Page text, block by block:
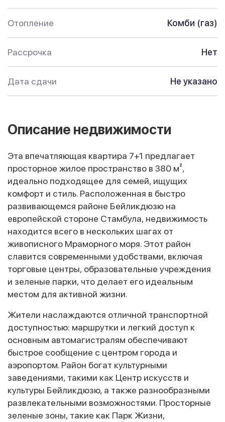
Отопление Комби (газ)
Рассрочка Нет
Дата сдачи Не указано
Описание недвижимости
Эта впечатляющая квартира 7+1 предлагает
просторное жилое пространство в 380 м²,
идеально подходящее для семей, ищущих
комфорт и стиль. Расположенная в быстро
развивающемся районе Бейликдюзю на
европейской стороне Стамбула, недвижимость
находится всего в нескольких шагах от
живописного Мраморного моря. Этот район
славится современными удобствами, включая
торговые центры, образовательные учреждения
и зеленые парки, что делает его идеальным
местом для активной жизни.
Жители наслаждаются отличной транспортной
доступностью: маршрутки и легкий доступ к
основным автомагистралям обеспечивают
быстрое сообщение с центром города и
аэропортом. Район богат культурными
заведениями, такими как Центр искусств и
культуры Бейликдюзю, а также разнообразными
развлекательными возможностями. Просторные
зеленые зоны, такие как Парк Жизни,